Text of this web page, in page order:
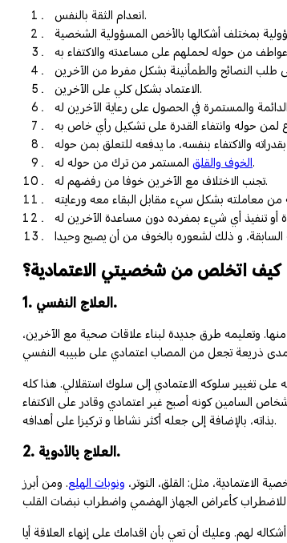
انعدام الثقة بالنفس.
الاعتماد بشكل كلي على الآخرين.
الخوف والقلق المستمر من ترك من حوله له.
تجنب الاختلاف مع الآخرين خوفا من رفضهم له.
كيف اتخلص من شخصيتي الاعتمادية؟
1. العلاج النفسي.
وتعليمه طرق جديدة لبناء علاقات صحية مع الآخرين،
تغيير سلوكه الاعتمادي إلى سلوك استقلالي. هذا كله
السامين كونه أصبح غير اعتمادي وقادر على الاكتفاء
بذاته، بالإضافة إلى جعله أكثر نشاطا و تركيزا على أهدافه.
2. العلاج بالأدوية.
مثل: القلق، التوتر، ونوبات الهلع. ومن أبرز
لهم. وعليك أن تعي بأن اقدامك على إنهاء العلاقة أيا